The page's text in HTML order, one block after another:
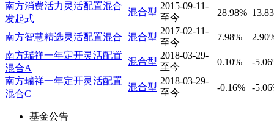
南方消费活力灵活配置混合
发起式
混合型
2015-09-11-
至今
28.98%
南方智慧精选灵活配置混合 混合型
2017-02-11-
至今
7.98%
南方瑞祥一年定开灵活配置
混合A
混合型
2018-03-29-
至今
0.10%
-
南方瑞祥一年定开灵活配置
混合C
混合型
2018-03-29-
至今
-0.16% -
基金公告